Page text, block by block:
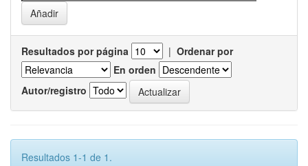
Resultados por página | Ordenar por
En orden
Autor/registro
Resultados 1-1 de 1.